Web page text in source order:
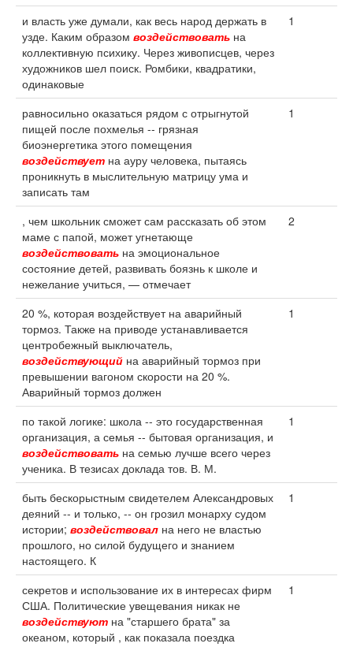
и власть уже думали, как весь народ держать в
узде. Каким образом воздействовать на
коллективную психику. Через живописцев, через
художников шел поиск. Ромбики, квадратики,
одинаковые
1
равносильно оказаться рядом с отрыгнутой
пищей после похмелья -- грязная
биоэнергетика этого помещения
воздействует на ауру человека, пытаясь
проникнуть в мыслительную матрицу ума и
записать там
1
, чем школьник сможет сам рассказать об этом
маме с папой, может угнетающе
воздействовать на эмоциональное
состояние детей, развивать боязнь к школе и
нежелание учиться, — отмечает
2
20 %, которая воздействует на аварийный
тормоз. Также на приводе устанавливается
центробежный выключатель,
воздействующий на аварийный тормоз при
превышении вагоном скорости на 20 %.
Аварийный тормоз должен
1
по такой логике: школа -- это государственная
организация, а семья -- бытовая организация, и
воздействовать на семью лучше всего через
ученика. В тезисах доклада тов. В. М.
1
быть бескорыстным свидетелем Александровых
деяний -- и только, -- он грозил монарху судом
истории; воздействовал на него не властью
прошлого, но силой будущего и знанием
настоящего. К
1
секретов и использование их в интересах фирм
США. Политические увещевания никак не
воздействуют на "старшего брата" за
океаном, который , как показала поездка
1